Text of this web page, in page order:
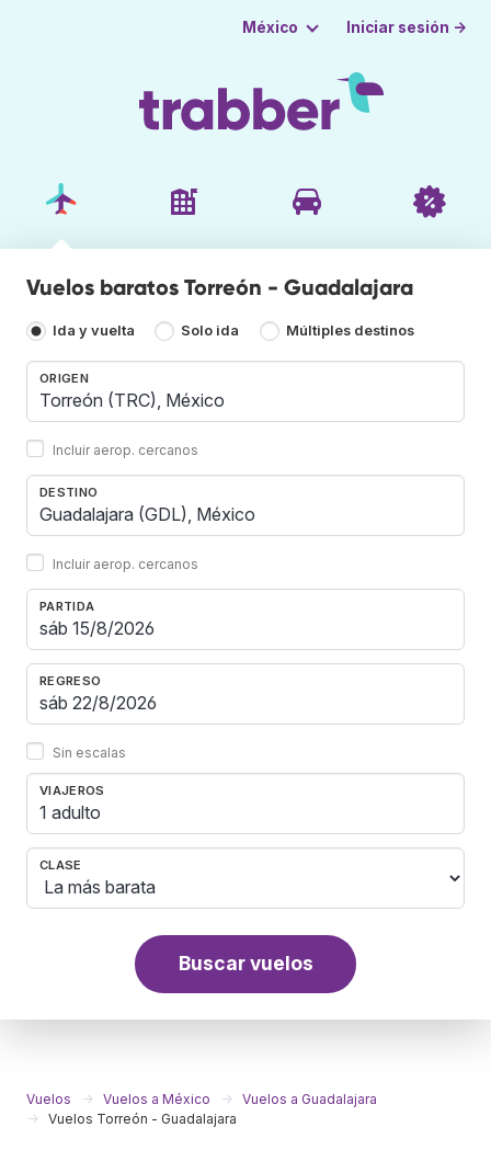
México Iniciar sesión →
Vuelos baratos Torreón - Guadalajara
Ida y vuelta Solo ida Múltiples destinos
ORIGEN
Incluir aerop. cercanos
DESTINO
Incluir aerop. cercanos
PARTIDA
REGRESO
Sin escalas
VIAJEROS
1 adulto
CLASE
Buscar vuelos
Vuelos Vuelos a México
Vuelos a Guadalajara
Vuelos Torreón - Guadalajara